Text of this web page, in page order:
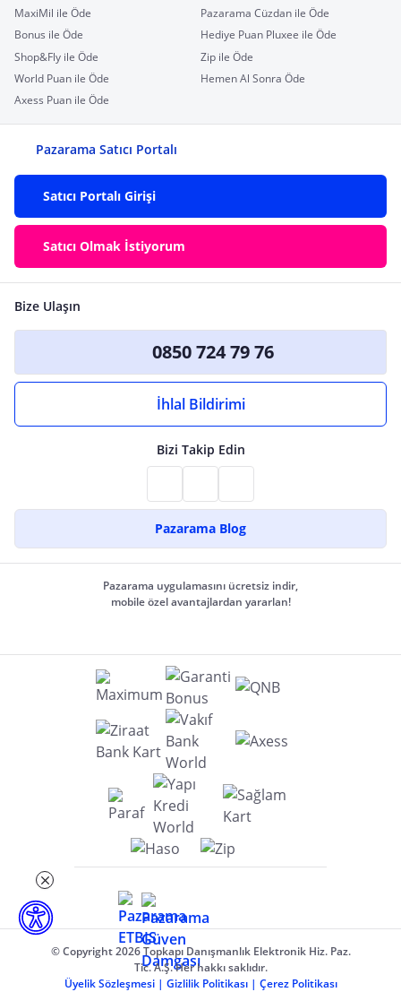
MaxiMil ile Öde
Pazarama Cüzdan ile Öde
Bonus ile Öde
Hediye Puan Pluxee ile Öde
Shop&Fly ile Öde
Zip ile Öde
World Puan ile Öde
Hemen Al Sonra Öde
Axess Puan ile Öde
Pazarama Satıcı Portalı
Satıcı Portalı Girişi
Satıcı Olmak İstiyorum
Bize Ulaşın
0850 724 79 76
İhlal Bildirimi
Bizi Takip Edin
Pazarama Blog
Pazarama uygulamasını ücretsiz indir,
mobile özel avantajlardan yararlan!
© Copyright 2026 Topkapı Danışmanlık Elektronik Hiz. Paz.
Tic. A.Ş. Her hakkı saklıdır.
Üyelik Sözleşmesi | Gizlilik Politikası | Çerez Politikası